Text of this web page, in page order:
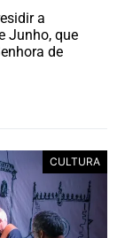
a
Junho, que
de
CULTURA